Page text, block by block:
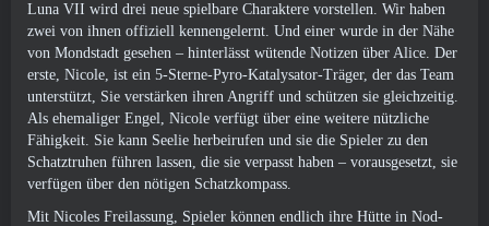
Luna VII wird drei neue spielbare Charaktere vorstellen. Wir haben
zwei von ihnen offiziell kennengelernt. Und einer wurde in der Nähe
von Mondstadt gesehen – hinterlässt wütende Notizen über Alice. Der
erste, Nicole, ist ein 5-Sterne-Pyro-Katalysator-Träger, der das Team
unterstützt, Sie verstärken ihren Angriff und schützen sie gleichzeitig.
Als ehemaliger Engel, Nicole verfügt über eine weitere nützliche
Fähigkeit. Sie kann Seelie herbeirufen und sie die Spieler zu den
Schatztruhen führen lassen, die sie verpasst haben – vorausgesetzt, sie
verfügen über den nötigen Schatzkompass.
Mit Nicoles Freilassung, Spieler können endlich ihre Hütte in Nod-